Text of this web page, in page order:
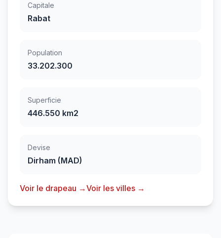
Capitale
Rabat
Population
33.202.300
Superficie
446.550 km2
Devise
Dirham (MAD)
Voir le drapeau →Voir les villes →